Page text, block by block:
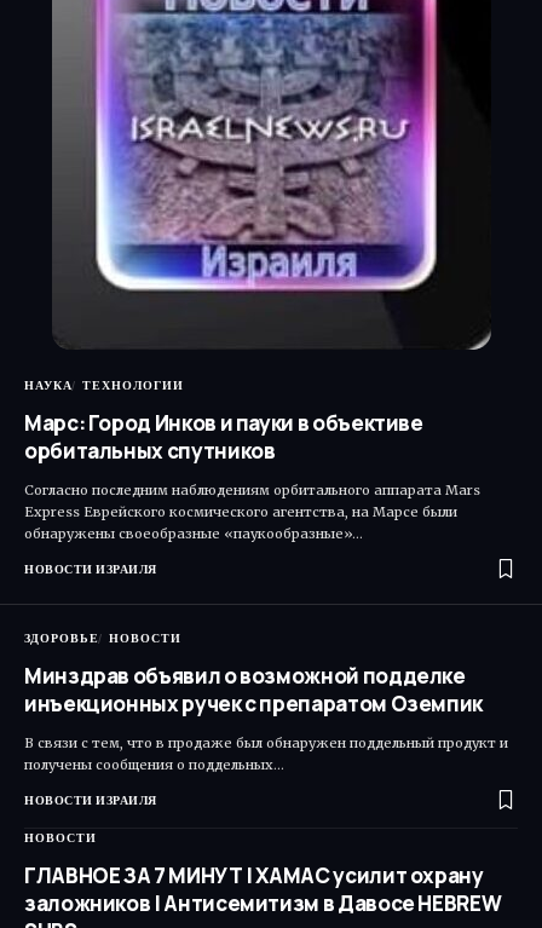
НАУКА ТЕХНОЛОГИИ
Марс: Город Инков и пауки в объективе
орбитальных спутников
Согласно последним наблюдениям орбитального аппарата Mars
Express Еврейского космического агентства, на Марсе были
обнаружены своеобразные «паукообразные»…
НОВОСТИ ИЗРАИЛЯ
ЗДОРОВЬЕ НОВОСТИ
Минздрав объявил о возможной подделке
инъекционных ручек с препаратом Оземпик
В связи с тем, что в продаже был обнаружен поддельный продукт и
получены сообщения о поддельных…
НОВОСТИ ИЗРАИЛЯ
НОВОСТИ
ГЛАВНОЕ ЗА 7 МИНУТ | ХАМАС усилит охрану
заложников | Антисемитизм в Давосе HEBREW